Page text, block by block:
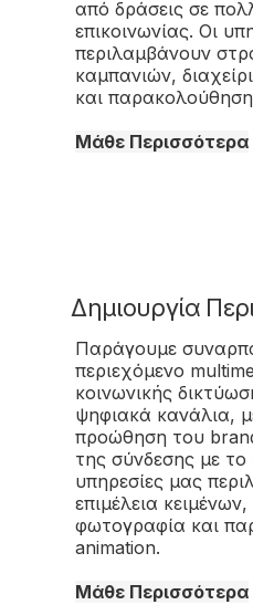
από δράσεις σε
επικοινωνίας. Οι
περιλαμβάνουν
καμπανιών,
και
Μάθε Περισσότερα
Δημιουργία
Παράγουμε
περιεχόμενο
κοινωνικής
ψηφιακά κανάλια,
προώθηση του
της σύνδεσης με
υπηρεσίες μας
επιμέλεια
φωτογραφία και
animation.
Μάθε Περισσότερα